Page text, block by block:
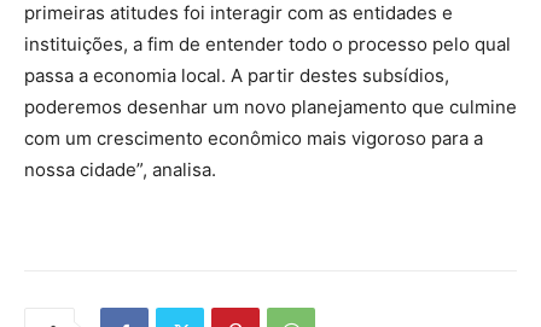
primeiras atitudes foi interagir com as entidades e
instituições, a fim de entender todo o processo pelo qual
passa a economia local. A partir destes subsídios,
poderemos desenhar um novo planejamento que culmine
com um crescimento econômico mais vigoroso para a
nossa cidade”, analisa.